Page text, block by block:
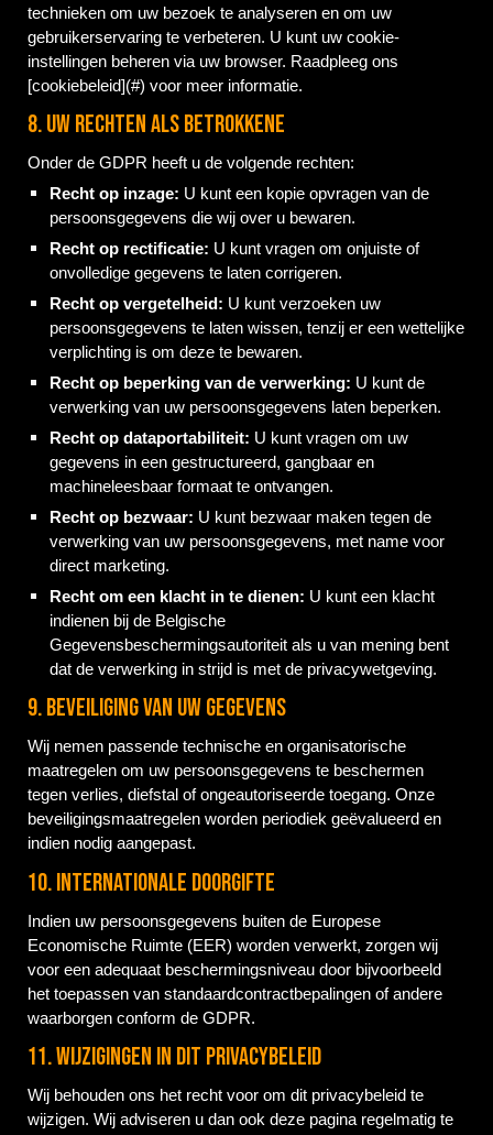
technieken om uw bezoek te analyseren en om uw
gebruikerservaring te verbeteren. U kunt uw cookie-
instellingen beheren via uw browser. Raadpleeg ons
[cookiebeleid](#) voor meer informatie.
8. Uw rechten als betrokkene
Onder de GDPR heeft u de volgende rechten:
Recht op inzage: U kunt een kopie opvragen van de
persoonsgegevens die wij over u bewaren.
Recht op rectificatie: U kunt vragen om onjuiste of
onvolledige gegevens te laten corrigeren.
Recht op vergetelheid: U kunt verzoeken uw
persoonsgegevens te laten wissen, tenzij er een wettelijke
verplichting is om deze te bewaren.
Recht op beperking van de verwerking: U kunt de
verwerking van uw persoonsgegevens laten beperken.
Recht op dataportabiliteit: U kunt vragen om uw
gegevens in een gestructureerd, gangbaar en
machineleesbaar formaat te ontvangen.
Recht op bezwaar: U kunt bezwaar maken tegen de
verwerking van uw persoonsgegevens, met name voor
direct marketing.
Recht om een klacht in te dienen: U kunt een klacht
indienen bij de Belgische
Gegevensbeschermingsautoriteit als u van mening bent
dat de verwerking in strijd is met de privacywetgeving.
9. Beveiliging van uw gegevens
Wij nemen passende technische en organisatorische
maatregelen om uw persoonsgegevens te beschermen
tegen verlies, diefstal of ongeautoriseerde toegang. Onze
beveiligingsmaatregelen worden periodiek geëvalueerd en
indien nodig aangepast.
10. Internationale doorgifte
Indien uw persoonsgegevens buiten de Europese
Economische Ruimte (EER) worden verwerkt, zorgen wij
voor een adequaat beschermingsniveau door bijvoorbeeld
het toepassen van standaardcontractbepalingen of andere
waarborgen conform de GDPR.
11. Wijzigingen in dit privacybeleid
Wij behouden ons het recht voor om dit privacybeleid te
wijzigen. Wij adviseren u dan ook deze pagina regelmatig te